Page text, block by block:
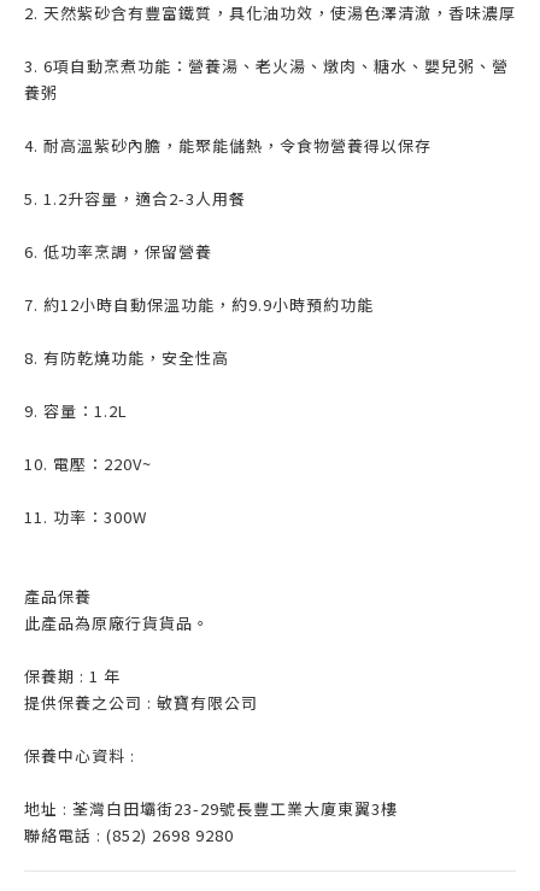
2. 天然紫砂含有豐富鐵質，具化油功效，使湯色澤清澈，香味濃厚
3. 6項自動烹煮功能：營養湯、老火湯、燉肉、糖水、嬰兒粥、營
養粥
4. 耐高溫紫砂內膽，能聚能儲熱，令食物營養得以保存
5. 1.2升容量，適合2-3人用餐
6. 低功率烹調，保留營養
7. 約12小時自動保溫功能，約9.9小時預約功能
8. 有防乾燒功能，安全性高
9. 容量：1.2L
10. 電壓：220V~
11. 功率：300W
產品保養
此產品為原廠行貨貨品。
保養期 : 1 年
提供保養之公司 : 敏寶有限公司
保養中心資料 :
地址 : 荃灣白田壩街23-29號長豐工業大廈東翼3樓
聯絡電話 : (852) 2698 9280